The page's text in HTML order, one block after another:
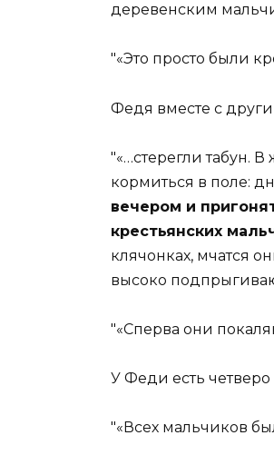
деревенским
«Это просто были
Федя вместе с
«…стерегли табун.
кормиться в поле:
вечером и
крестьянских
клячонках, мчатся
высоко
«Сперва они
У Феди есть
«Всех мальчиков